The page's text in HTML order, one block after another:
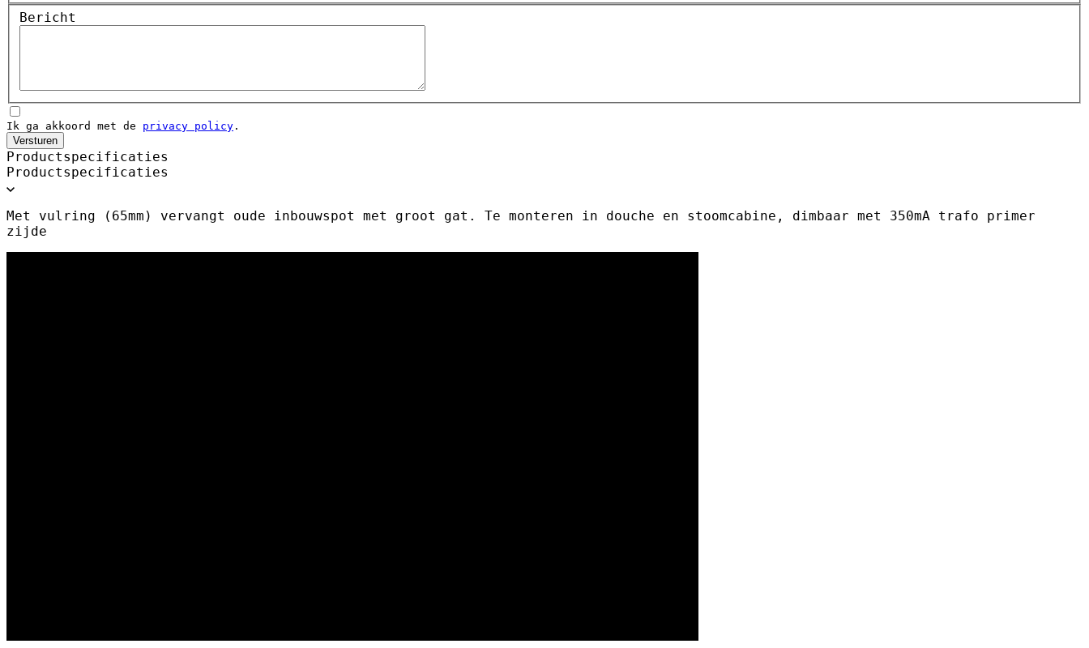
Bericht
Ik ga akkoord met de privacy policy .
Versturen
Productspecificaties
Productspecificaties
Met vulring (65mm) vervangt oude inbouwspot met groot gat. Te monteren in douche en stoomcabine, dimbaar met 350mA trafo primer
zijde